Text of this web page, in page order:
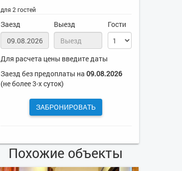
для 2 гостей
Заезд Выезд Гости
Для расчета цены введите даты
Заезд без предоплаты на 09.08.2026
(не более 3-х суток)
ЗАБРОНИРОВАТЬ
Похожие объекты